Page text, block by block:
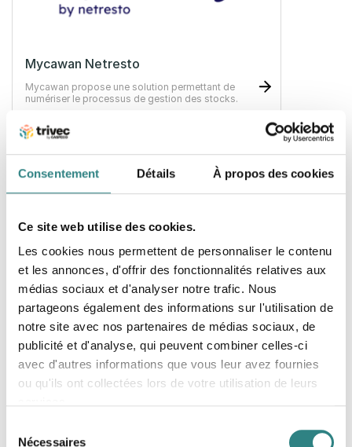
Consentement Détails À propos des cookies
Ce site web utilise des cookies.
Les cookies nous permettent de personnaliser le contenu
et les annonces, d'offrir des fonctionnalités relatives aux
médias sociaux et d'analyser notre trafic. Nous
partageons également des informations sur l'utilisation de
notre site avec nos partenaires de médias sociaux, de
publicité et d'analyse, qui peuvent combiner celles-ci
avec d'autres informations que vous leur avez fournies
ou qu'ils ont collectées lors de votre utilisation de leurs
Nécessaires
Mycawan Netresto
Mycawan propose une solution permettant de
numériser le processus de gestion des stocks.
SOMM’IT
Synchroniser vos ventes avec votre caisse
enregistreuse est possible avec SOMM’IT ! Ce
procédé vous permettra de tenir à jour facilement
et rapidement vos stocks et vos ventes.